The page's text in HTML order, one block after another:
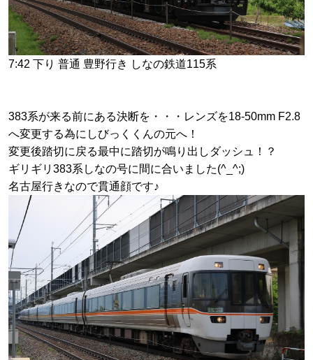
7:42 下り 普通 豊野行き しなの鉄道115系
383系が来る前にある決断を・・・レンズを18-50mm F2.8
へ変更する為にしびっくくんの元へ！
変更後踏切に戻る最中に踏切が鳴り出しダッシュ！？
ギリギリ383系しなの号に間に合いました(^_^;)
名古屋行きなので貫通顔です♪